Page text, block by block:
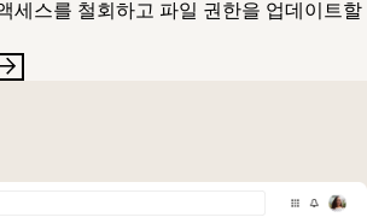
세스를 철회하고 파일 권한을 업데이트할